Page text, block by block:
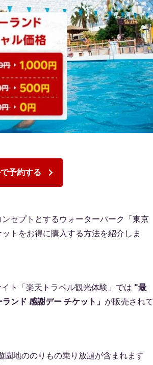
予約する
セプトとするウォーターパーク「東京
トをお得に購入する方法を紹介しま
ト「楽天トラベル観光体験」では "最
ンド 感謝デー チケット」 が販売されて
園地ののりもの乗り放題が含まれます